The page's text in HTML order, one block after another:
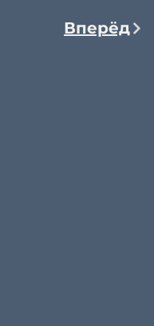
Вперёд